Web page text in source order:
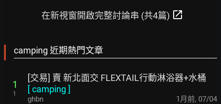
在新視窗開啟完整討論串 (共4篇) open_in_new
camping 近期熱門文章
1
1
[交易] 賣 新北面交 FLEXTAIL行動淋浴器+水桶
[camping ]
ghbn 1月前, 07/04